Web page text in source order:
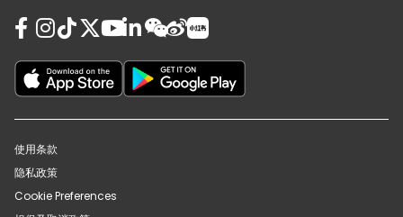
使用条款
隐私政策
Cookie Preferences